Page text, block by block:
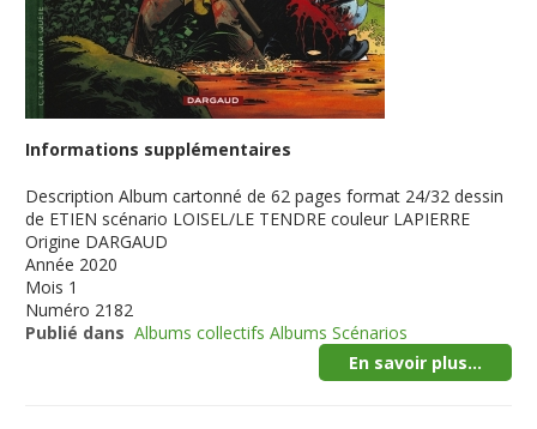
Informations supplémentaires
Description Album cartonné de 62 pages format 24/32 dessin
de ETIEN scénario LOISEL/LE TENDRE couleur LAPIERRE
Origine DARGAUD
Année 2020
Mois 1
Numéro 2182
Publié dans Albums collectifs Albums Scénarios
En savoir plus...